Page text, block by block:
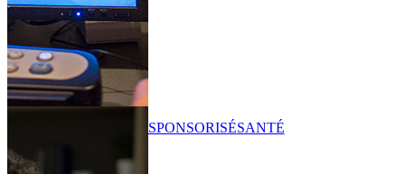
SPONSORISÉSANTÉ